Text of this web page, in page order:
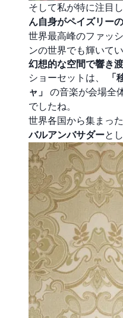
そして私が特に注目
ん自身がペイズリー
世界最高峰のファッ
ンの世界でも輝いて
幻想的な空間で響き
ショーセットは、
「
ャ」
の音楽が会場全
でしたね。
世界各国から集まっ
バルアンバサダーと